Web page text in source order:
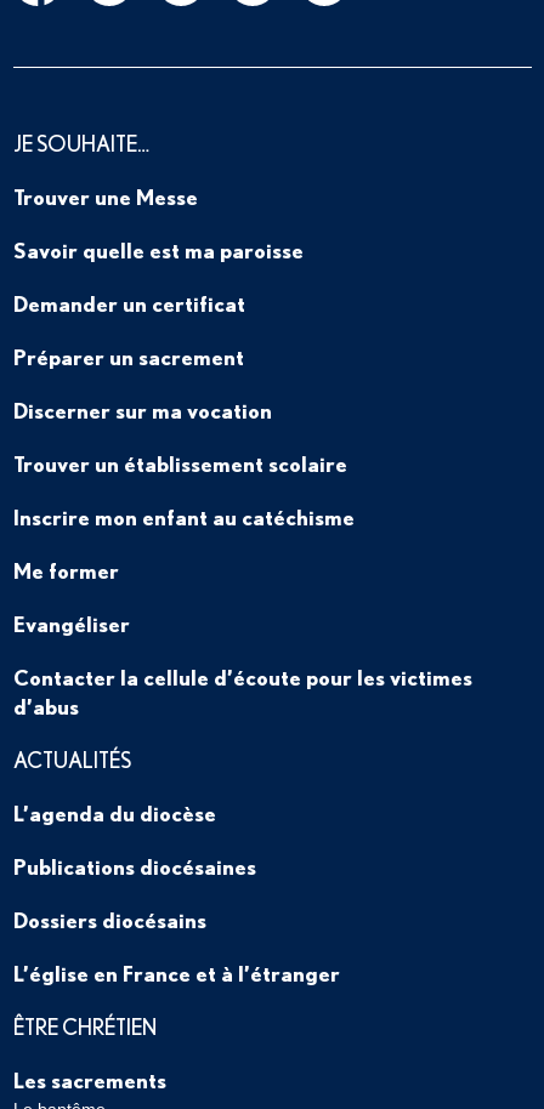
JE SOUHAITE…
Trouver une Messe
Savoir quelle est ma paroisse
Demander un certificat
Préparer un sacrement
Discerner sur ma vocation
Trouver un établissement scolaire
Inscrire mon enfant au catéchisme
Me former
Evangéliser
Contacter la cellule d’écoute pour les victimes
d’abus
ACTUALITÉS
L’agenda du diocèse
Publications diocésaines
Dossiers diocésains
L’église en France et à l’étranger
ÊTRE CHRÉTIEN
Les sacrements